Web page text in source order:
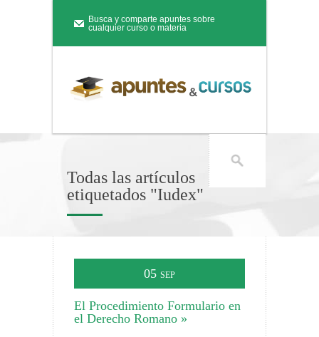
Busca y comparte apuntes sobre
cualquier curso o materia
Todas las artículos
etiquetados "Iudex"
05 SEP
El Procedimiento Formulario en
el Derecho Romano »